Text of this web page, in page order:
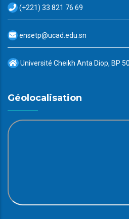
(+221) 33 821 76 69
ensetp@ucad.edu.sn
Université Cheikh Anta Diop, BP
Géolocalisation